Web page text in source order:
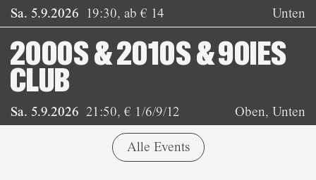
Sa. 5.9.2026 19:30, ab € 14 Unten
Sa. 5.9.2026 21:50,€ 1/6/9/12
2000S & 2010S & 90IES
CLUB
Oben, Unten
Alle Events